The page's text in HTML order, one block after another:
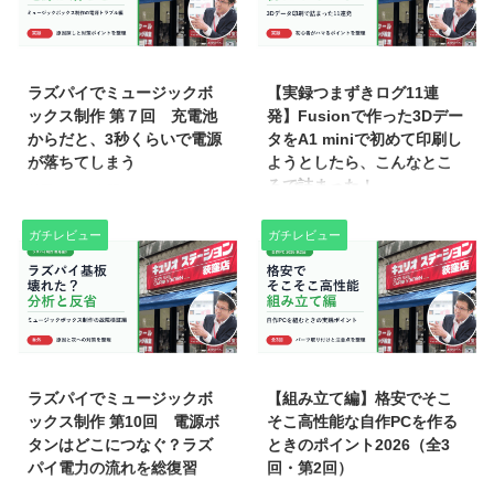
ラズパイでミュージックボ
ックス制作 第７回 充電池
からだと、3秒くらいで電源
が落ちてしまう
たら自動で音がなるようになっ
た。次はこれを持って移動した
い。現在はコンセント接続なの
ぇ、これを電池に変えて動作させ
るようにしたい。 そのためにま
ず、前提として押さえておくポイ
イは動作しない リチウムイオン
電池を使うには→ 充電モジュー
ル が必要 電池の電圧はおよそ
3.7V ラズパイは 5V が必要→ そ
【実録つまずきログ11連
発】Fusionで作った3Dデー
タをA1 miniで初めて印刷し
ようとしたら、こんなとこ
ろで詰まった！
してやっとデータが作れた！いざ
印刷！でも何をすれば、、？」
今回の主役・マルちゃんは、ずっ
と欲しかった3Dプリンター
「Bambu Lab A1 mini」をついに
購入。「自分でデザインしたもの
う夢を持っています。 3Dモデル
の作成にはFusion 360を使いまし
た。商用でなければ無料で使える
ソフトです。キュリオステーショ
ガチレビュー
ラズパイでミュージックボ
ックス制作 第10回 電源ボ
タンはどこにつなぐ？ラズ
パイ電力の流れを総復習
ガチレビュー
【組み立て編】格安でそこ
そこ高性能な自作PCを作る
ときのポイント2026（全3
回・第2回）